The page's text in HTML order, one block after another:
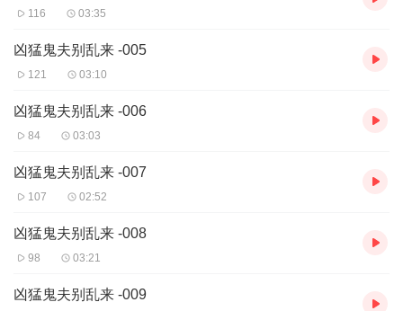
116 03:35
凶猛鬼夫别乱来 -005
121 03:10
凶猛鬼夫别乱来 -006
84 03:03
凶猛鬼夫别乱来 -007
107 02:52
凶猛鬼夫别乱来 -008
98 03:21
凶猛鬼夫别乱来 -009